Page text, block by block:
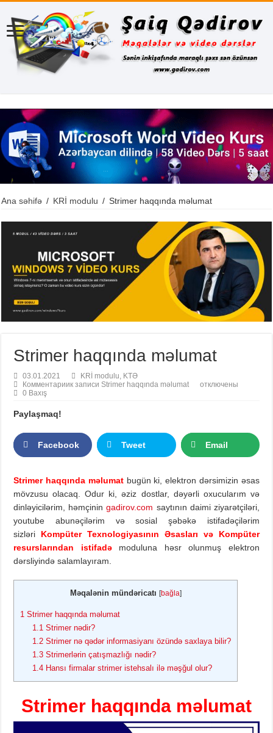
Ana səhifə / KRİ modulu / Strimer haqqında məlumat
Strimer haqqında məlumat
03.01.2021 KRİ modulu, KTƏ
Комментариик записи Strimer haqqında məlumat
отключены
0 Baxış
Paylaşmaq!
Facebook Tweet Email
Strimer haqqında məlumat bugün ki, elektron dərsimizin əsas
mövzusu olacaq. Odur ki, əziz dostlar, dəyərli oxucularım və
dinləyicilərim, həmçiningadirov.com saytının daimi ziyarətçiləri,
youtube abunəçilərim və sosial şəbəkə istifadəçilərim
sizləri Kompüter Texnologiyasının Əsasları və Kompüter
resurslarından istifadə
moduluna həsr olunmuş elektron
dərsliyində salamlayıram.
Məqalənin mündəricatı [bağla]
1 Strimer haqqında məlumat
1.1 Strimer nədir?
1.2 Strimer nə qədər informasiyanı özündə saxlaya bilir?
1.3 Strimerlərin çatışmazlığı nədir?
1.4 Hansı firmalar strimer istehsalı ilə məşğul olur?
Strimer haqqında məlumat